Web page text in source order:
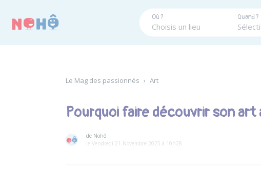
Où ? Quand ?
Le Mag des passionnés › Art
Pourquoi faire découvrir son
de Nohô
le Vendredi 21 Novembre 2025 à 10h28